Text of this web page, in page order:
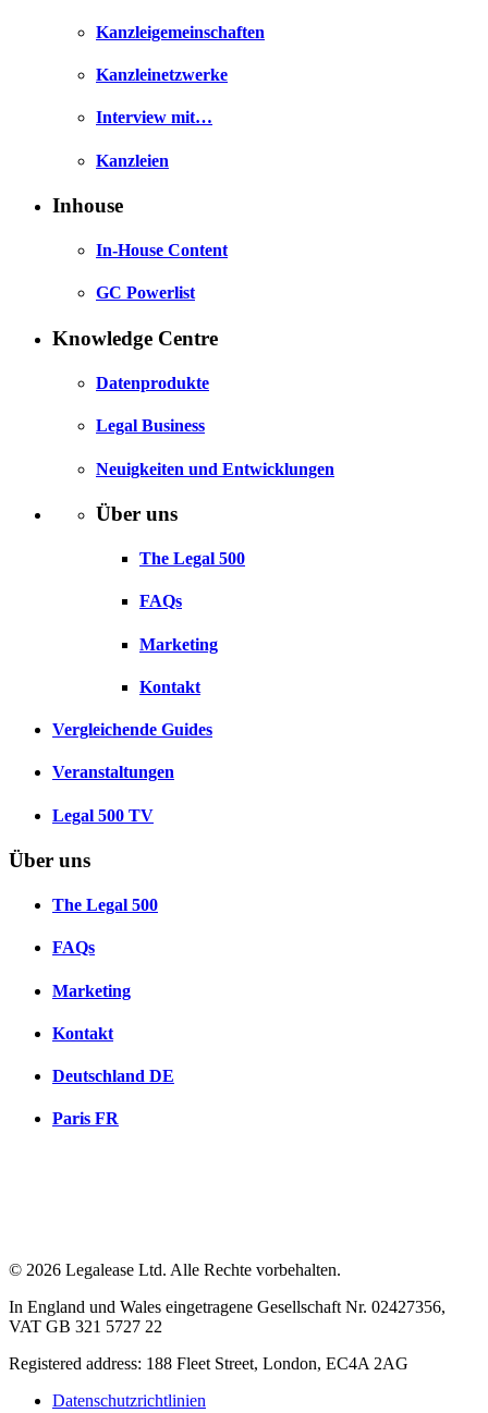
Kanzleigemeinschaften
Kanzleinetzwerke
Interview mit…
Kanzleien
Inhouse
In-House Content
GC Powerlist
Knowledge Centre
Datenprodukte
Legal Business
Neuigkeiten und Entwicklungen
Über uns
The Legal 500
FAQs
Marketing
Kontakt
Vergleichende Guides
Veranstaltungen
Legal 500 TV
Über uns
The Legal 500
FAQs
Marketing
Kontakt
Deutschland DE
Paris FR
© 2026 Legalease Ltd. Alle Rechte vorbehalten.
In England und Wales eingetragene Gesellschaft Nr. 02427356,
VAT GB 321 5727 22
Registered address: 188 Fleet Street, London, EC4A 2AG
Datenschutzrichtlinien